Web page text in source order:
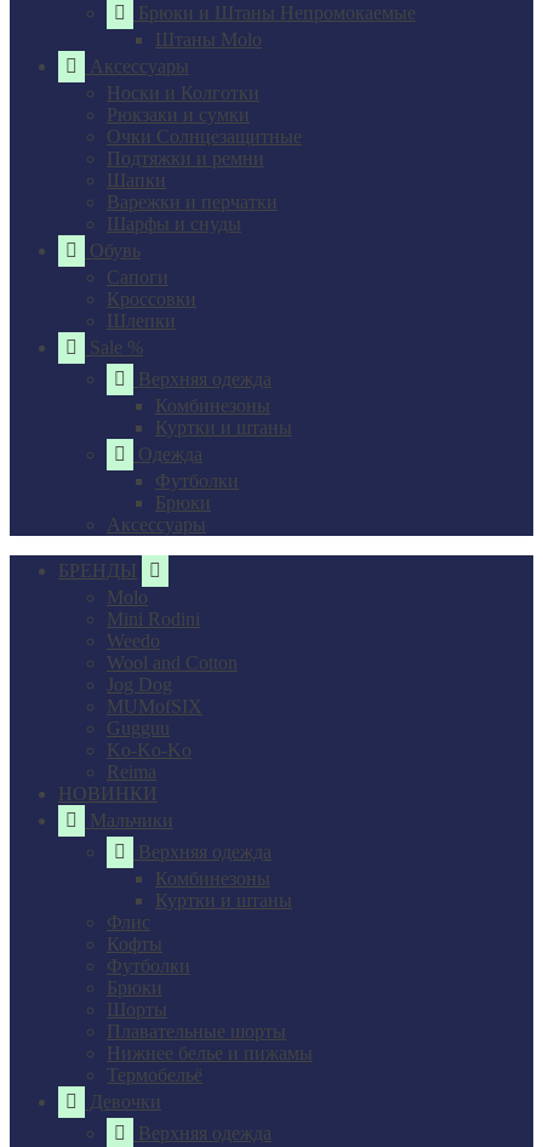
Брюки и Штаны Непромокаемые
Штаны Molo
Аксессуары
Носки и Колготки
Рюкзаки и сумки
Очки Солнцезащитные
Подтяжки и ремни
Шапки
Варежки и перчатки
Шарфы и снуды
Обувь
Сапоги
Кроссовки
Шлепки
Sale %
Верхняя одежда
Комбинезоны
Куртки и штаны
Одежда
Футболки
Брюки
Аксессуары
БРЕНДЫ
Molo
Mini Rodini
Weedo
Wool and Cotton
Jog Dog
MUMofSIX
Gugguu
Ko-Ko-Ko
Reima
НОВИНКИ
Мальчики
Верхняя одежда
Комбинезоны
Куртки и штаны
Флис
Кофты
Футболки
Брюки
Шорты
Плавательные шорты
Нижнее белье и пижамы
Термобельё
Девочки
Верхняя одежда